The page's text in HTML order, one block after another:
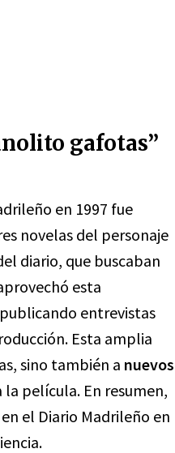
gafotas”
en 1997 fue
novelas del personaje
diario, que buscaban
esta
entrevistas
Esta amplia
sino también a nuevos
película. En resumen,
en el Diario Madrileño en